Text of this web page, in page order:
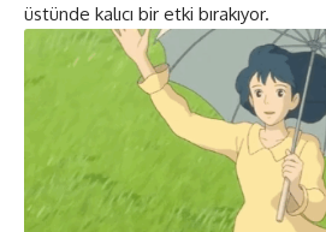
üstünde kalıcı bir etki bırakıyor.